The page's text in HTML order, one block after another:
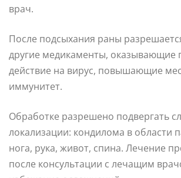
врач.
После подсыхания раны
другие медикаменты, оказывающие
действие на вирус, повышающие
иммунитет.
Обработке разрешено подвергать
локализации: кондилома в области
нога, рука, живот, спина. Лечение
после консультации с лечащим